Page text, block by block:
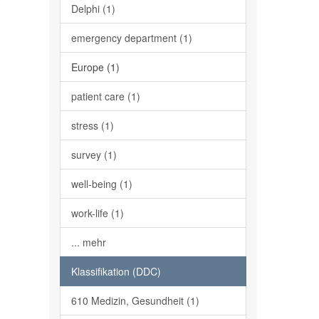
Delphi (1)
emergency department (1)
Europe (1)
patient care (1)
stress (1)
survey (1)
well-being (1)
work-life (1)
... mehr
Klassifikation (DDC)
610 Medizin, Gesundheit (1)